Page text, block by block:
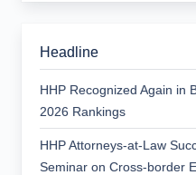
Headline
HHP Recognized Again in
2026 Rankings
HHP Attorneys-at-Law
Seminar on Cross-border